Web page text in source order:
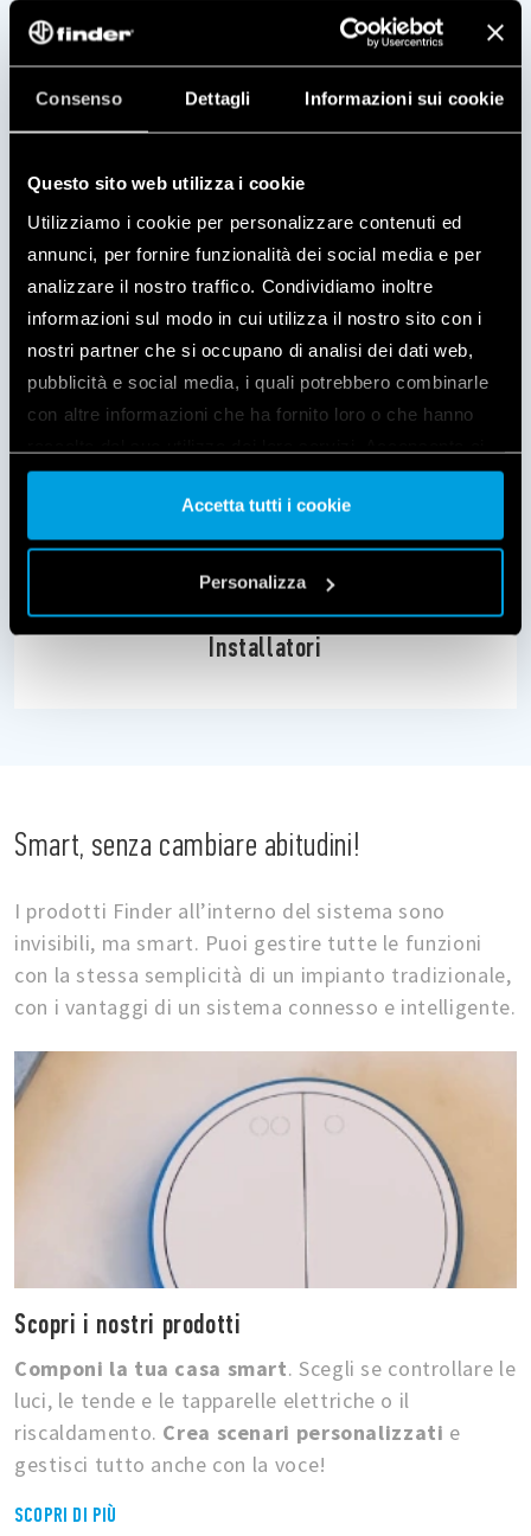
Consenso Dettagli Informazioni sui cookie
Questo sito web utilizza i cookie
Utilizziamo i cookie per personalizzare contenuti ed
annunci, per fornire funzionalità dei social media e per
analizzare il nostro traffico. Condividiamo inoltre
informazioni sul modo in cui utilizza il nostro sito con i
nostri partner che si occupano di analisi dei dati web,
pubblicità e social media, i quali potrebbero combinarle
con altre informazioni che ha fornito loro o che hanno
nostri cookie se continua ad utilizzare il nostro sito web.
Vai alla Cookie Policy completa
Accetta tutti i cookie
Personalizza
Numero verde
Installatori
Smart, senza cambiare abitudini!
I prodotti Finder all’interno del sistema sono
invisibili, ma smart. Puoi gestire tutte le funzioni
con la stessa semplicità di un impianto tradizionale,
con i vantaggi di un sistema connesso e intelligente.
Scopri i nostri prodotti
Componi la tua casa smart. Scegli se controllare le
luci, le tende e le tapparelle elettriche o il
riscaldamento. Crea scenari personalizzati e
gestisci tutto anche con la voce!
SCOPRI DI PIÙ